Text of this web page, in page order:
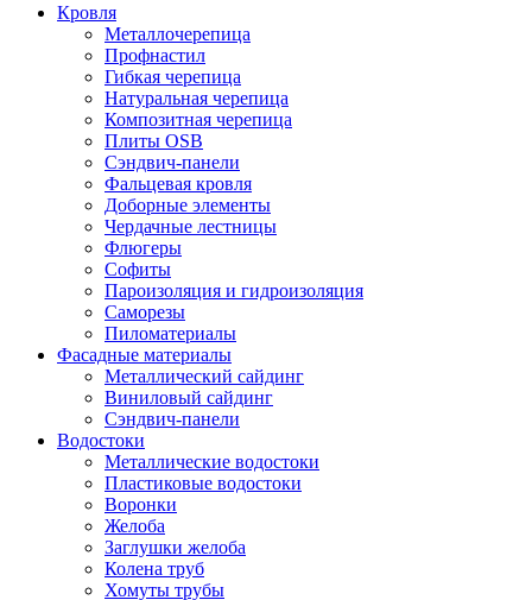
Кровля
Металлочерепица
Профнастил
Гибкая черепица
Натуральная черепица
Композитная черепица
Плиты OSB
Сэндвич-панели
Фальцевая кровля
Доборные элементы
Чердачные лестницы
Флюгеры
Софиты
Пароизоляция и гидроизоляция
Саморезы
Пиломатериалы
Фасадные материалы
Металлический сайдинг
Виниловый сайдинг
Сэндвич-панели
Водостоки
Металлические водостоки
Пластиковые водостоки
Воронки
Желоба
Заглушки желоба
Колена труб
Хомуты трубы